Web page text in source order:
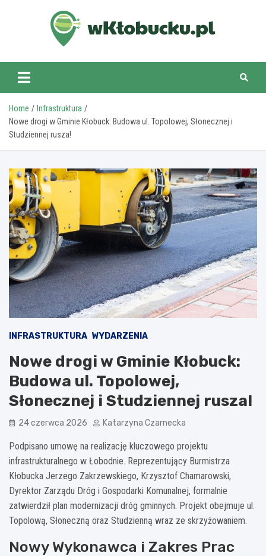
wKlobucku.pl
Home
Infrastruktura
Nowe drogi w Gminie Kłobuck: Budowa ul. Topolowej, Słonecznej i
Studziennej rusza!
INFRASTRUKTURA WYDARZENIA
Nowe drogi w Gminie Kłobuck:
Budowa ul. Topolowej,
Słonecznej i Studziennej rusza!
24 czerwca 2026 Katarzyna Czarnecka
Podpisano umowę na realizację kluczowego projektu
infrastrukturalnego w Łobodnie. Reprezentujący Burmistrza
Kłobucka Jerzego Zakrzewskiego, Krzysztof Chamarowski,
Dyrektor Zarządu Dróg i Gospodarki Komunalnej, formalnie
zatwierdził plan modernizacji dróg gminnych. Projekt obejmuje ul.
Topolową, Słoneczną oraz Studzienną wraz ze skrzyżowaniem.
Nowy Wykonawca i Zakres Prac